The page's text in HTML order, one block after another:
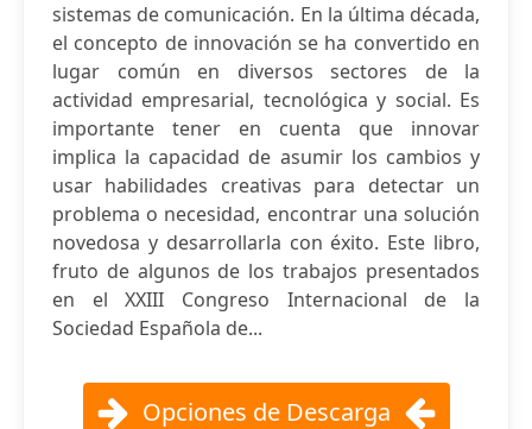
sistemas de comunicación. En la última década,
el concepto de innovación se ha convertido en
lugar común en diversos sectores de la
actividad empresarial, tecnológica y social. Es
importante tener en cuenta que innovar
implica la capacidad de asumir los cambios y
usar habilidades creativas para detectar un
problema o necesidad, encontrar una solución
novedosa y desarrollarla con éxito. Este libro,
fruto de algunos de los trabajos presentados
en el XXIII Congreso Internacional de la
Sociedad Española de...
Opciones de Descarga